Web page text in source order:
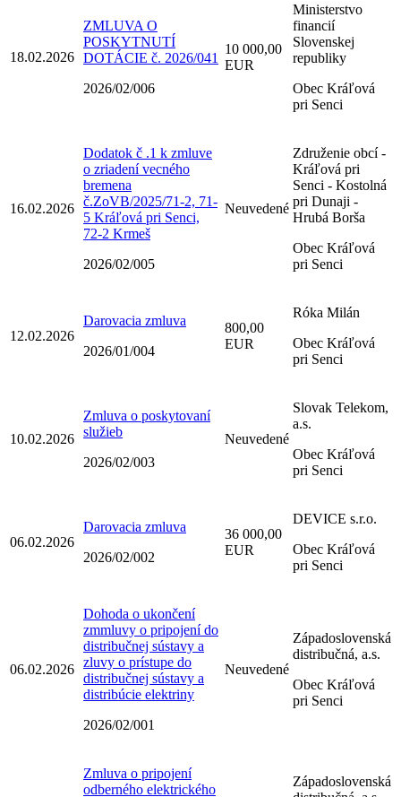
18.02.2026
ZMLUVA O
POSKYTNUTÍ
DOTÁCIE č. 2026/041
2026/02/006
10 000,00
EUR
Ministerstvo
financií
Slovenskej
republiky
Obec Kráľová
pri Senci
16.02.2026
Dodatok č .1 k zmluve
o zriadení vecného
bremena
č.ZoVB/2025/71-2, 71-
5 Kráľová pri Senci,
72-2 Krmeš
2026/02/005
Neuvedené
Združenie obcí -
Kráľová pri
Senci - Kostolná
pri Dunaji -
Hrubá Borša
Obec Kráľová
pri Senci
12.02.2026
Darovacia zmluva
2026/01/004
800,00
EUR
Róka Milán
Obec Kráľová
pri Senci
10.02.2026
Zmluva o poskytovaní
služieb
2026/02/003
Neuvedené
Slovak Telekom,
a.s.
Obec Kráľová
pri Senci
06.02.2026
Darovacia zmluva
2026/02/002
36 000,00
EUR
DEVICE s.r.o.
Obec Kráľová
pri Senci
06.02.2026
Dohoda o ukončení
zmmluvy o pripojení do
distribučnej sústavy a
zluvy o prístupe do
distribučnej sústavy a
distribúcie elektriny
2026/02/001
Neuvedené
Západoslovenská
distribučná, a.s.
Obec Kráľová
pri Senci
Zmluva o pripojení
odberného elektrického
Západoslovenská